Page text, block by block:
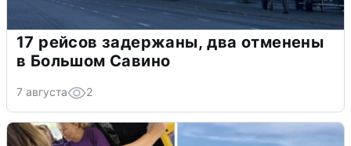
17 рейсов задержаны, два отменены
в Большом Савино
7 августа 2